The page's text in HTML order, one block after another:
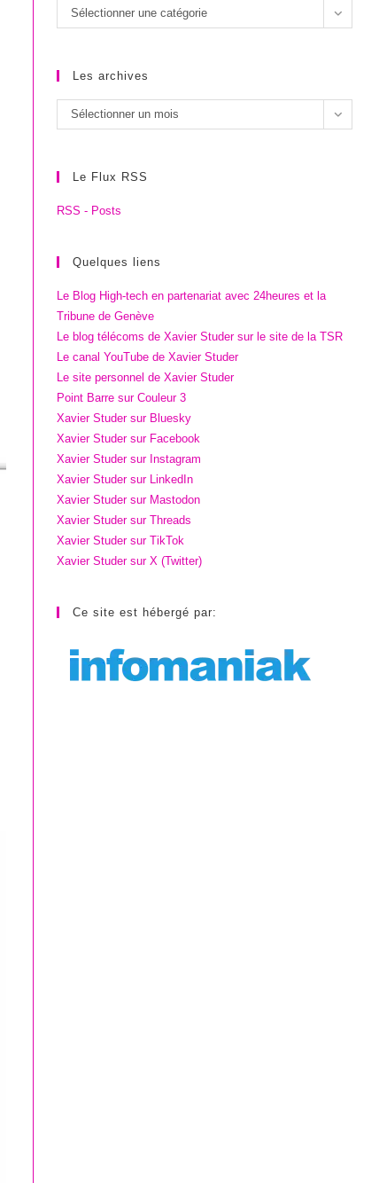
Les
catégories
Sélectionner une catégorie
Les archives
Les
archives
Sélectionner un mois
Le Flux RSS
RSS - Posts
Quelques liens
Le Blog High-tech en partenariat avec 24heures et la
Tribune de Genève
Le blog télécoms de Xavier Studer sur le site de la TSR
Le canal YouTube de Xavier Studer
Le site personnel de Xavier Studer
Point Barre sur Couleur 3
Xavier Studer sur Bluesky
Xavier Studer sur Facebook
Xavier Studer sur Instagram
Xavier Studer sur LinkedIn
Xavier Studer sur Mastodon
Xavier Studer sur Threads
Xavier Studer sur TikTok
Xavier Studer sur X (Twitter)
Ce site est hébergé par: